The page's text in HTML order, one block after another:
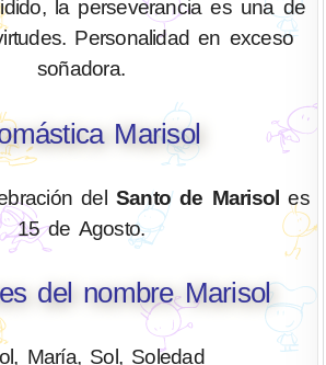
la perseverancia es una de
Personalidad en exceso
soñadora.
Marisol
del Santo de Marisol es
15 de Agosto.
del nombre Marisol
María, Sol, Soledad